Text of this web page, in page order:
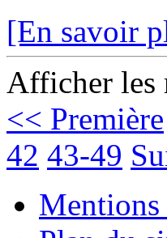
[En savoir
Afficher les
<< Première
42 43-49
Mentions